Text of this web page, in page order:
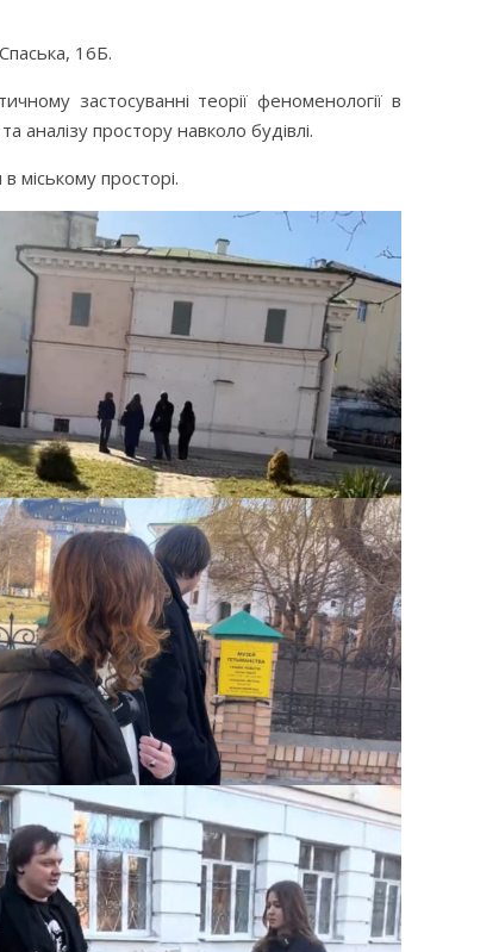
16Б.
застосуванні теорії феноменології в
простору навколо будівлі.
міському просторі.